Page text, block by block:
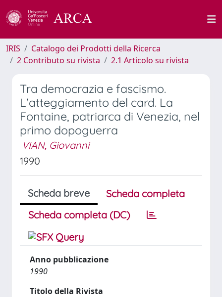
IRIS
Catalogo dei Prodotti della Ricerca
2 Contributo su rivista
2.1 Articolo su rivista
Tra democrazia e fascismo.
L'atteggiamento del card. La
Fontaine, patriarca di Venezia, nel
primo dopoguerra
VIAN, Giovanni
1990
Scheda breve
Scheda completa
Scheda completa (DC)
Anno pubblicazione
1990
Titolo della Rivista